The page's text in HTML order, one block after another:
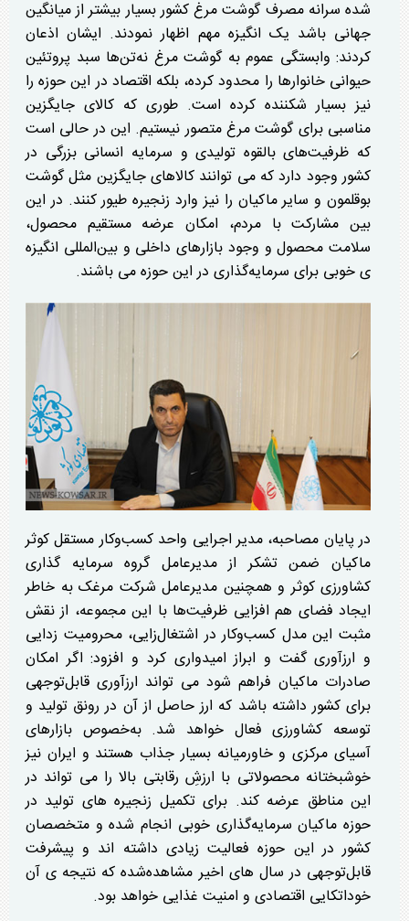
شده سرانه مصرف گوشت مرغ کشور بسیار بیشتر از میانگین
جهانی باشد یک انگیزه مهم اظهار نمودند. ایشان اذعان
کردند: وابستگی عموم به گوشت مرغ نه‌تن‌ها سبد پروتئین
حیوانی خانوار‌ها را محدود کرده، بلکه اقتصاد در این حوزه را
نیز بسیار شکننده کرده است. طوری که کالای جایگزین
مناسبی برای گوشت مرغ متصور نیستیم. این در حالی است
که ظرفیت‌های بالقوه تولیدی و سرمایه انسانی بزرگی در
کشور وجود دارد که می توانند کالا‌های جایگزین مثل گوشت
بوقلمون و سایر ماکیان را نیز وارد زنجیره طیور کنند. در این
بین مشارکت با مردم، امکان عرضه مستقیم محصول،
سلامت محصول و وجود بازار‌های داخلی و بین‌المللی انگیزه
ی خوبی برای سرمایه‌گذاری در این حوزه می باشند.
در پایان مصاحبه، مدیر اجرایی واحد کسب‌وکار مستقل کوثر
ماکیان ضمن تشکر از مدیرعامل گروه سرمایه گذاری
کشاورزی کوثر و همچنین مدیرعامل شرکت مرغک به خاطر
ایجاد فضای هم افزایی ظرفیت‌ها با این مجموعه، از نقش
مثبت این مدل کسب‌وکار در اشتغال‌زایی، محرومیت زدایی
و ارزآوری گفت و ابراز امیدواری کرد و افزود: اگر امکان
صادرات ماکیان فراهم شود می تواند ارزآوری قابل‌توجهی
برای کشور داشته باشد که ارز حاصل از آن در رونق تولید و
توسعه کشاورزی فعال خواهد شد. به‌خصوص بازار‌های
آسیای مرکزی و خاورمیانه بسیار جذاب هستند و ایران نیز
خوشبختانه محصولاتی با ارزشِ رقابتی بالا را می تواند در
این مناطق عرضه کند. برای تکمیل زنجیره های تولید در
حوزه ماکیان سرمایه‌گذاری خوبی انجام شده و متخصصان
کشور در این حوزه فعالیت زیادی داشته اند و پیشرفت
قابل‌توجهی در سال های اخیر مشاهده‌شده که نتیجه ی آن
خوداتکایی اقتصادی و امنیت غذایی خواهد بود.